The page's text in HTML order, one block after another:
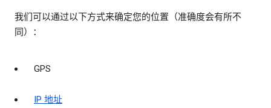
我们可以通过以下方式来确定您的位置（准确度会有所不
同）：
GPS
IP 地址